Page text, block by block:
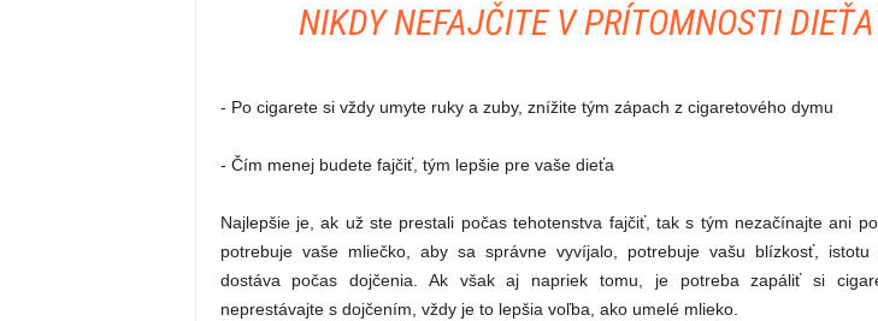
NIKDY NEFAJČITE V PRÍTOMNOSTI
- Po cigarete si vždy umyte ruky a zuby, znížite tým zápach z cigaretového dymu
- Čím menej budete fajčiť, tým lepšie pre vaše dieťa
Najlepšie je, ak už ste prestali počas tehotenstva fajčiť, tak s tým nezačínajte ani
potrebuje vaše mliečko, aby sa správne vyvíjalo, potrebuje vašu blízkosť,
dostáva počas dojčenia. Ak však aj napriek tomu, je potreba zapáliť si
neprestávajte s dojčením, vždy je to lepšia voľba, ako umelé mlieko.